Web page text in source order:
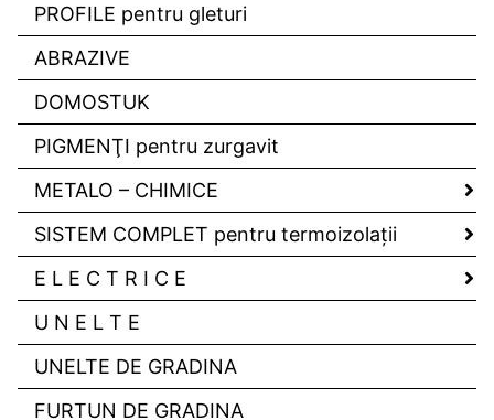
PROFILE pentru gleturi
ABRAZIVE
DOMOSTUK
PIGMENŢI pentru zurgavit
METALO – CHIMICE
SISTEM COMPLET pentru termoizolaţii
E L E C T R I C E
U N E L T E
UNELTE DE GRADINA
FURTUN DE GRADINA